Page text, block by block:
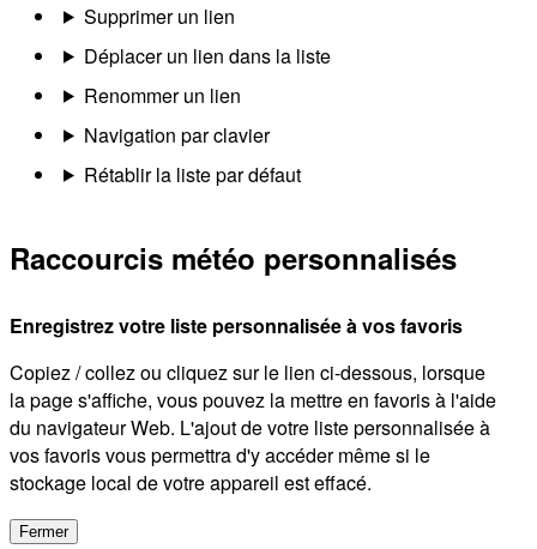
Supprimer un lien
Déplacer un lien dans la liste
Renommer un lien
Navigation par clavier
Rétablir la liste par défaut
Raccourcis météo personnalisés
Enregistrez votre liste personnalisée à vos favoris
Copiez / collez ou cliquez sur le lien ci-dessous, lorsque
la page s'affiche, vous pouvez la mettre en favoris à l'aide
du navigateur Web. L'ajout de votre liste personnalisée à
vos favoris vous permettra d'y accéder même si le
stockage local de votre appareil est effacé.
Fermer